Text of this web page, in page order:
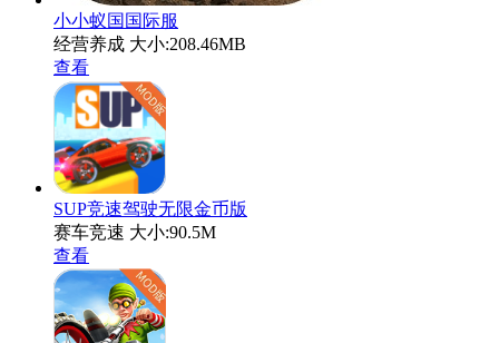
小小蚁国国际服
经营养成 大小:208.46MB
查看
SUP竞速驾驶无限金币版
赛车竞速 大小:90.5M
查看